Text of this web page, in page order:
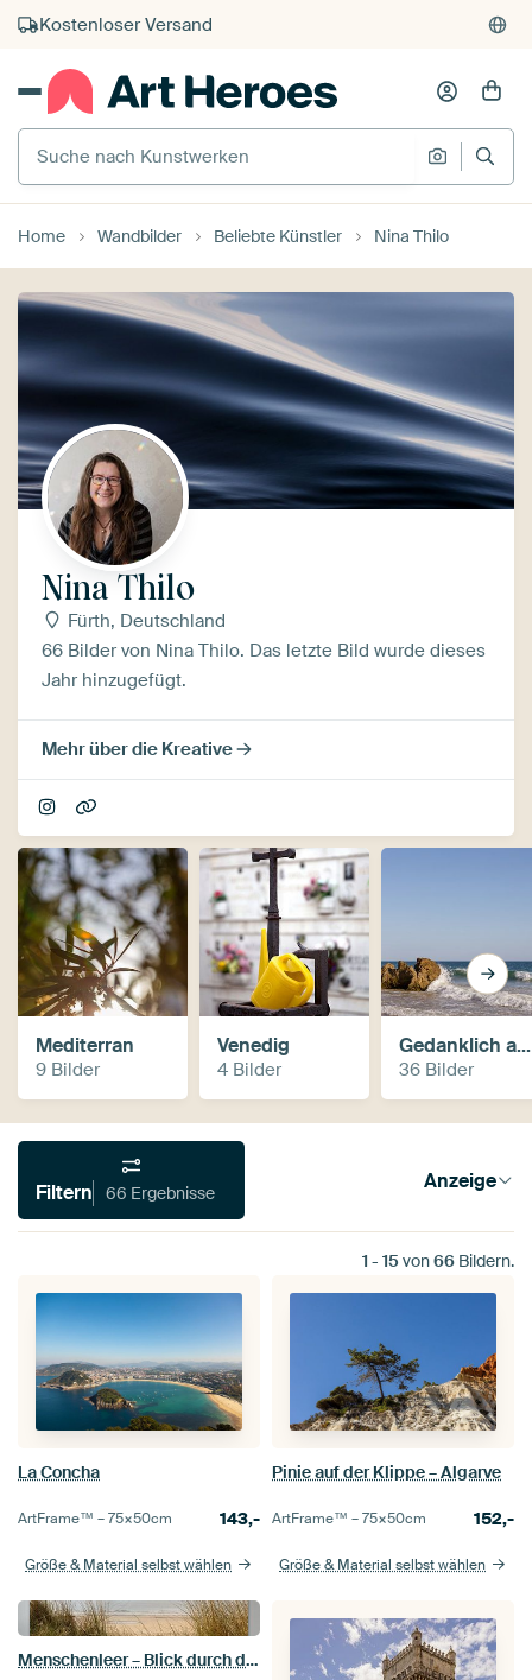
Kauf auf Rechnung
Individueller Druck auf Bestellung
Suche nach Kunstwerken
Suche
Home Wandbilder Beliebte Künstler Nina Thilo
Nina Thilo
Fürth, Deutschland
66 Bilder von Nina Thilo. Das letzte Bild wurde dieses
Jahr hinzugefügt.
Mehr über die Kreative
Mediterran
9 Bilder
Venedig
4 Bilder
Gedanklich am Meer
36 Bilder
Filtern 66 Ergebnisse Anzeige
1 - 15von66 Bildern.
La Concha
ArtFrame™ –75×50cm 143,-
Größe & Material selbst wählen
Pinie auf der Klippe – Algarve
ArtFrame™ –75×50cm 152,-
Größe & Material selbst wählen
Menschenleer – Blick durch die Dünen